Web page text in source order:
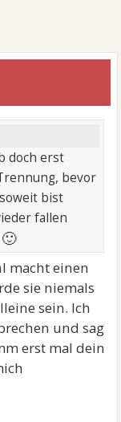
doch erst
bevor
bist
fallen
🙂
macht einen
sie niemals
sein. Ich
und sag
erst mal dein